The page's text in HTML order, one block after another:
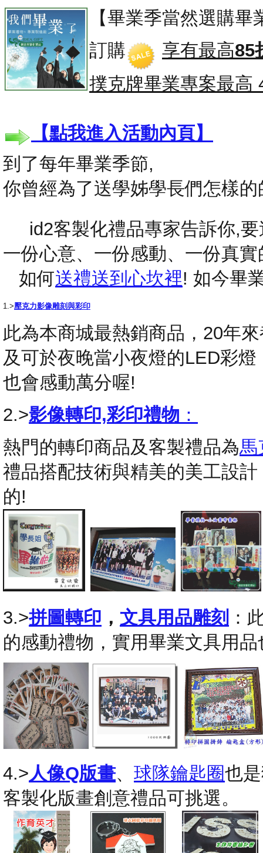
【畢業季當然選購
訂購
享有最高85
撲克牌畢業專案最高
【點我進入活動內頁】
到了每年畢業季節,
你曾經為了送學姊學長們怎樣
id2客製化禮品專家告訴你,要
一份心意、一份感動、一份真
如何送禮送到心坎裡! 如今畢
1.>壓克力影像雕刻與彩印
此為本商城最熱銷商品，20年
及可於夜晚當小夜燈的LED彩
也會感動萬分喔!
2.>影像轉印,彩印禮物 ：
熱門的轉印商品及客製禮品為馬
禮品搭配技術與精美的美工設
的!
3.>拼圖轉印 ， 文具用品雕刻 ：
的感動禮物，實用畢業文具用
4.>人像Q版畫、 球隊鑰匙圈也
客製化版畫創意禮品可挑選。